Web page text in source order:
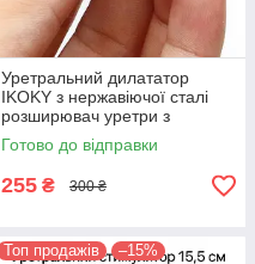
Уретральний дилататор
IKOKY з нержавіючої сталі
розширювач уретри з
декоративним кристалом
діаметр 8–12 мм довжина 35
мм
Готово до відправки
255 ₴ 300 ₴
Топ продажів –15%